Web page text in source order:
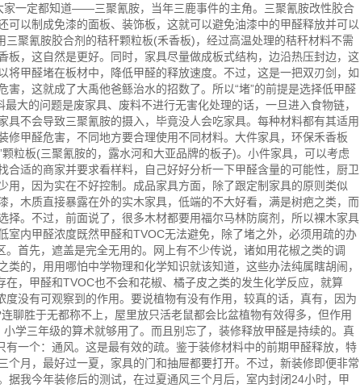
家一定都知道——三聚氰胺，当年三鹿事件的主角。三聚氰胺改性胶合
以制成免漆的面板、装饰板，这就可以避免油漆中的甲醛释放并可以
聚氰胺胶合剂的秸秆颗粒板(禾香板)，经过高温处理的秸秆材料不需
板，这自然是更好。同时，家具尽量做成板式结构，边沿热压封边，这
甲醛堵在板材中，降低甲醛的释放速度。不过，这是一把双刃剑，如
，这就成了大禹他爸鲧治水的招数了。所以“堵”的前提是选择低甲醛
大的问题是废家具、废料不进行无害化处理的话，一旦进入食物链，
不会导致三聚氰胺的摄入，毕竟没人会吃家具。每种材料都有其适用
修甲醛危害，不同地方要合理使用不同材料。大件家具，环保禾香板
粒板(三聚氰胺的，露水河和大亚品牌的板子)。小件家具，可以考虑
合适的商家并要求看样料，自己好好分析一下甲醛含量的可能性，厨卫
用，因为实在不好控制。成品家具方面，除了跟定制家具的原则类似
木质直接暴露在外的实木家具，低端的不大好看，满是树疤之类，而
择。不过，前面说了，很多木材都要用福尔马林防腐剂，所以裸木家具
内甲醛浓度既然甲醛和TVOC无法避免，除了堵之外，必须用疏的办
首先，遮盖是完全无用的。网上有不少传说，诸如用花椒之类的调
的，用用哪怕中学物理和化学知识就该知道，这些办法纯属瞎胡闹，
，甲醛和TVOC也不会和花椒、橘子皮之类的发生化学反应，就算
没有可观察到的作用。要说植物有没有作用，较真的话，真有，因为
聊胜于无都称不上，屋里放只活老鼠都会比盆植物有效得多，但作用
学三年级的算术就够用了。而且别忘了，装修释放甲醛是持续的。真
一个：通风。这是最有效的疏。鉴于装修材料中的前期甲醛释放，特
月，最好过一夏，家具的门和抽屉都要打开。不过，新装修即便非常
据我今年装修后的测试，在过夏通风三个月后，室内封闭24小时，甲